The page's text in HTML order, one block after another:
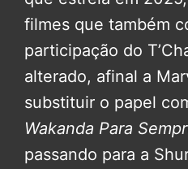
filmes que também
participação do
alterado, afinal a
substituir o papel
Wakanda Para
passando para a